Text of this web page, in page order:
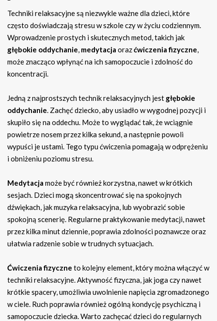
Techniki relaksacyjne są niezwykle ważne dla dzieci, które
często doświadczają stresu w szkole czy w życiu codziennym.
Wprowadzenie prostych i skutecznych metod, takich jak
głębokie oddychanie, medytacja orazćwiczenia fizyczne,
może znacząco wpłynąć na ich samopoczucie i zdolność do
koncentracji.
Jedną z najprostszych technik relaksacyjnych jest głębokie
oddychanie. Zachęć dziecko, aby usiadło w wygodnej pozycji i
skupiło się na oddechu. Może to wyglądać tak, że wciągnie
powietrze nosem przez kilka sekund, a następnie powoli
wypuści je ustami. Tego typu ćwiczenia pomagają w odprężeniu
i obniżeniu poziomu stresu.
Medytacja może być również korzystna, nawet w krótkich
sesjach. Dzieci mogą skoncentrować się na spokojnych
dźwiękach, jak muzyka relaksacyjna, lub wyobrazić sobie
spokojną scenerię. Regularne praktykowanie medytacji, nawet
przez kilka minut dziennie, poprawia zdolności poznawcze oraz
ułatwia radzenie sobie w trudnych sytuacjach.
Ćwiczenia fizyczne to kolejny element, który można włączyć w
techniki relaksacyjne. Aktywność fizyczna, jak joga czy nawet
krótkie spacery, umożliwia uwolnienie napięcia zgromadzonego
w ciele. Ruch poprawia również ogólną kondycję psychiczną i
samopoczucie dziecka. Warto zachęcać dzieci do regularnych